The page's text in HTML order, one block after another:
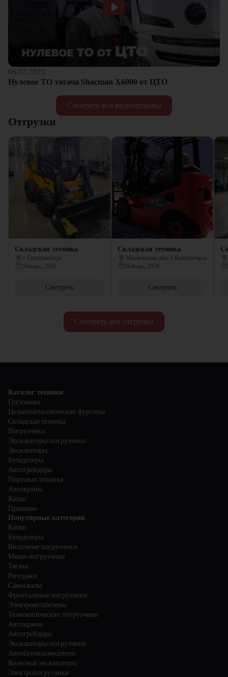
Смотреть все видеоотзывы
06.03.2025
Нулевое ТО тягача Shacman Х6000 от ЦТО
Смотреть все отгрузки
Отгрузки
Складская техника
г Екатеринбург
Январь, 2026
Смотреть
Складская техника
Московская обл, г Красногорск
Январь, 2026
Смотреть
Каталог техники
Грузовики
Цельнометаллические фургоны
Складская техника
Погрузчики
Экскаваторы-погрузчики
Экскаваторы
Бульдозеры
Автогрейдеры
Портовая техника
Автокраны
Катки
Прицепы
Популярные категории
Катки
Бульдозеры
Вилочные погрузчики
Мини-погрузчики
Тягачи
Ричтраки
Самосвалы
Фронтальные погрузчики
Электроштабелеры
Телескопические погрузчики
Автокраны
Автогрейдеры
Экскаваторы-погрузчики
Автобетоносмесители
Колесные экскаваторы
Электропогрузчики